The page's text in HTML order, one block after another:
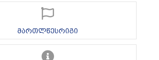
მართლწესრიგი